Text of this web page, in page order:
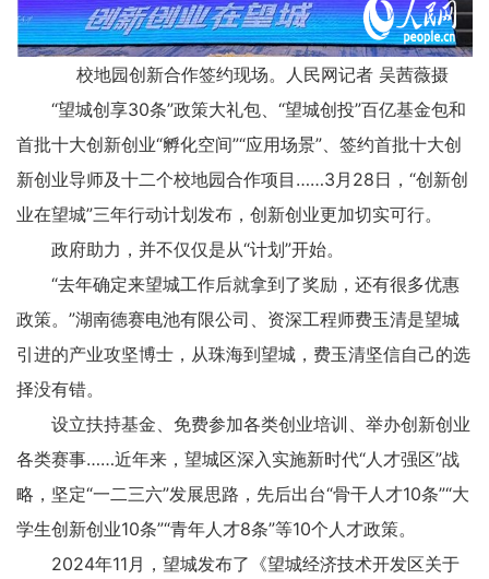
校地园创新合作签约现场。人民网记者 吴茜薇摄
“望城创享30条”政策大礼包、“望城创投”百亿基金包和
首批十大创新创业“孵化空间”“应用场景”、签约首批十大创
新创业导师及十二个校地园合作项目……3月28日，“创新创
业在望城”三年行动计划发布，创新创业更加切实可行。
政府助力，并不仅仅是从“计划”开始。
“去年确定来望城工作后就拿到了奖励，还有很多优惠
政策。”湖南德赛电池有限公司、资深工程师费玉清是望城
引进的产业攻坚博士，从珠海到望城，费玉清坚信自己的选
择没有错。
设立扶持基金、免费参加各类创业培训、举办创新创业
各类赛事……近年来，望城区深入实施新时代“人才强区”战
略，坚定“一二三六”发展思路，先后出台“骨干人才10条”“大
学生创新创业10条”“青年人才8条”等10个人才政策。
2024年11月，望城发布了《望城经济技术开发区关于